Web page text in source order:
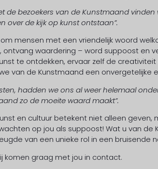
de bezoekers van de Kunstmaand
over de kijk op kunst ontstaan”.
mensen met een vriendelijk woord
ontvang waardering – word suppoost en
te ontdekken, ervaar zelf de
van de Kunstmaand een onvergetelijke
hadden we ons al weer helemaal
zo de moeite waard maakt”.
en cultuur betekent niet alleen
op jou als suppoost! Wat u van
van een unieke rol in een bruisende
komen graag met jou in contact.